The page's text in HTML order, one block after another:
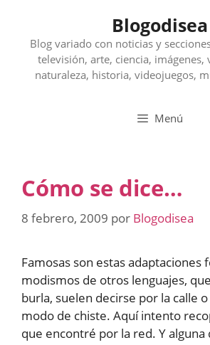
contenido
Blogodisea
Blog variado con noticias y
televisión, arte, ciencia, imágenes,
naturaleza, historia, videojuegos,
Menú
Cómo se dice…
8 febrero, 2009 por Blogodisea
Famosas son estas adaptaciones
modismos de otros lenguajes,
burla, suelen decirse por la calle
modo de chiste. Aquí intento
que encontré por la red. Y alguna